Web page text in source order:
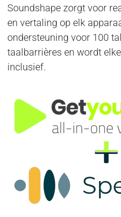
Soundshape zorgt voor
en vertaling op elk
ondersteuning voor 100
taalbarrières en wordt
inclusief.